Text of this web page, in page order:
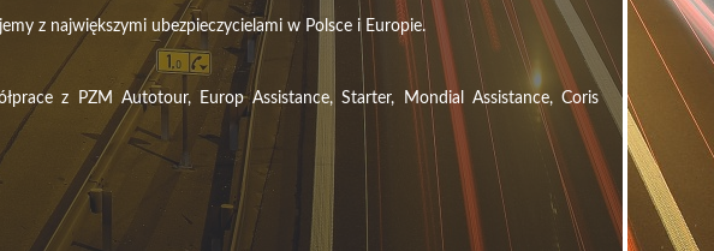
z największymi ubezpieczycielami w Polsce i Europie.
z PZM Autotour, Europ Assistance, Starter, Mondial Assistance, Coris